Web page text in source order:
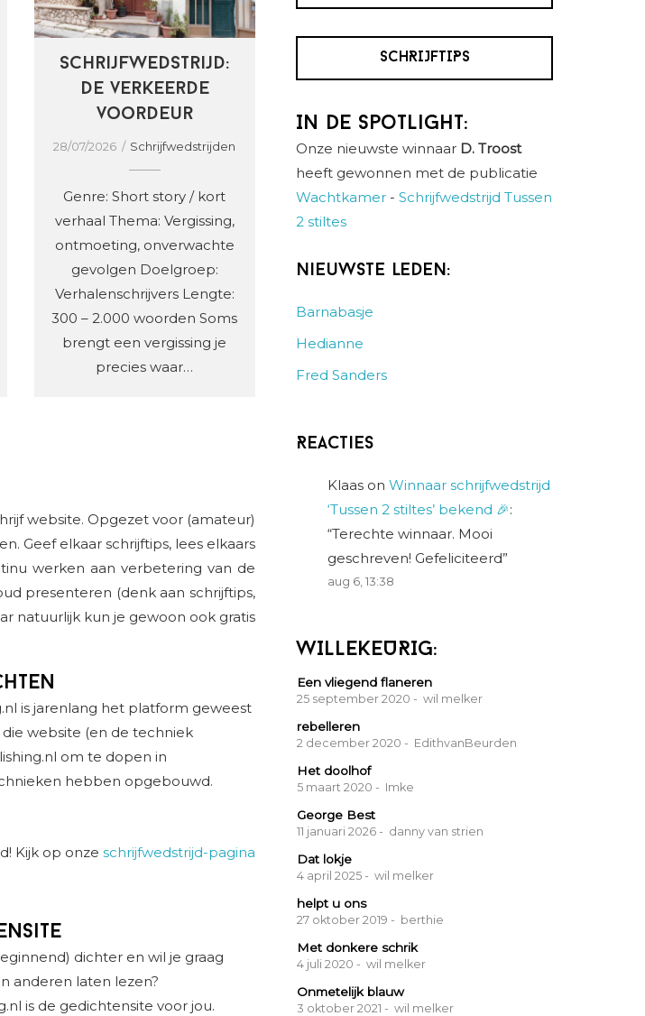
Schrijfwedstrijd:
De verkeerde
voordeur
28/07/2026 Schrijfwedstrijden
Genre: Short story / kort
verhaal Thema: Vergissing,
ontmoeting, onverwachte
gevolgen Doelgroep:
Verhalenschrijvers Lengte:
300 – 2.000 woorden Soms
brengt een vergissing je
precies waar…
website. Opgezet voor (amateur)
Geef elkaar schrijftips, lees elkaars
werken aan verbetering van de
presenteren (denk aan schrijftips,
natuurlijk kun je gewoon ook gratis
is jarenlang het platform geweest
website (en de techniek
om te dopen in
hebben opgebouwd.
Kijk op onze schrijfwedstrijd-pagina
dichter en wil je graag
anderen laten lezen?
is de gedichtensite voor jou.
SCHRIJFTIPS
In de spotlight:
Onze nieuwste winnaar D. Troost
heeft gewonnen met de publicatie
Wachtkamer - Schrijfwedstrijd Tussen
2 stiltes
Nieuwste leden:
Barnabasje
Hedianne
Fred Sanders
Reacties
Klaas on Winnaar schrijfwedstrijd
‘Tussen 2 stiltes’ bekend 🎉:
“Terechte winnaar. Mooi
geschreven! Gefeliciteerd”
aug 6, 13:38
WILLEKEURIG:
Een vliegend flaneren
25 september 2020 - wil melker
rebelleren
2 december 2020 - EdithvanBeurden
Het doolhof
5 maart 2020 - Imke
George Best
11 januari 2026 - danny van strien
Dat lokje
4 april 2025 - wil melker
helpt u ons
27 oktober 2019 - berthie
Met donkere schrik
4 juli 2020 - wil melker
Onmetelijk blauw
3 oktober 2021 - wil melker